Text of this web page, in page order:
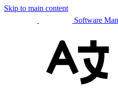
Skip to main content
Software